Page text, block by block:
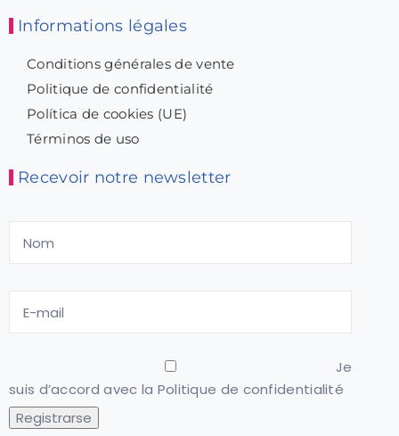
Informations légales
Conditions générales de vente
Politique de confidentialité
Política de cookies (UE)
Términos de uso
Recevoir notre newsletter
Je
suis d’accord avec la Politique de confidentialité
Registrarse